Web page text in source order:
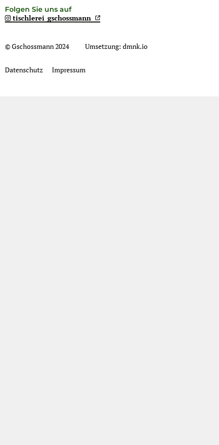
Folgen Sie uns auf
tischlerei_gschossmann
© Gschossmann 2024 Umsetzung: dmnk.io
Datenschutz Impressum